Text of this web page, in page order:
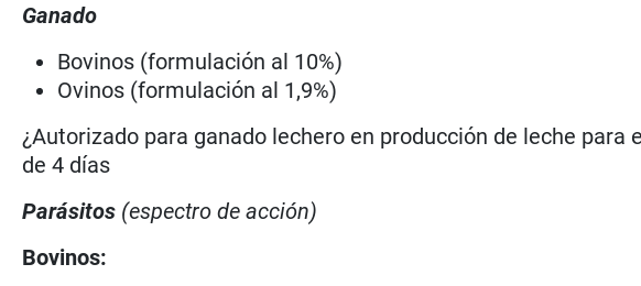
Ganado
Bovinos (formulación al 10%)
Ovinos (formulación al 1,9%)
¿Autorizado para ganado lechero en producción de leche para
de 4 días
Parásitos (espectro de acción)
Bovinos: